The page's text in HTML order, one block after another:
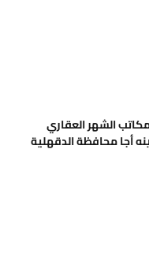
الشهر العقاري
أجا محافظة الدقهلية